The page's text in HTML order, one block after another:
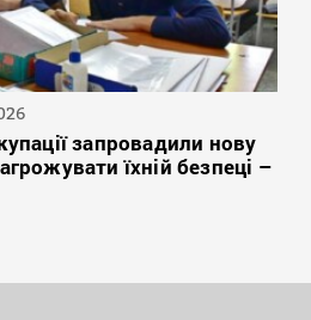
запровадили нову
їхній безпеці –